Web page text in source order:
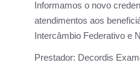
Informamos o novo
atendimentos aos
Intercâmbio Federativo e
Prestador: Decordis